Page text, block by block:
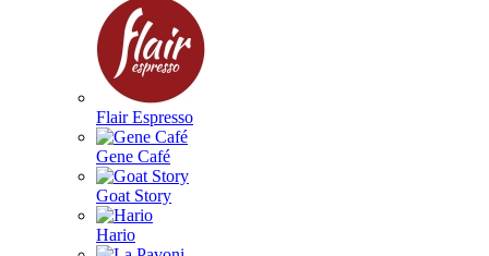
Flair Espresso
Gene Café
Goat Story
Hario